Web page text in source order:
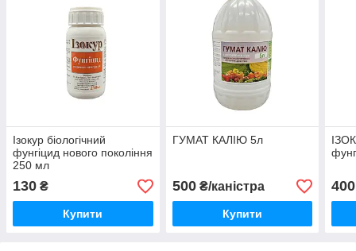
Ізокур біологічний
фунгіцид нового покоління
250 мл
130 ₴
Купити
ГУМАТ КАЛІЮ 5л
500₴/каністра
Купити
400